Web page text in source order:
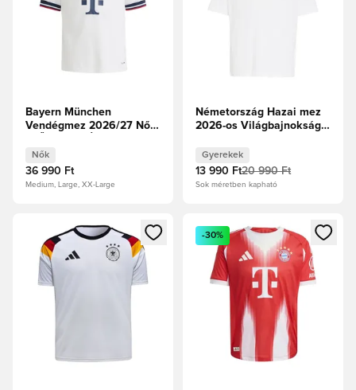
Bayern München
Vendégmez 2026/27 Női
Nők
36 990 Ft
Medium, Large, XX-Large
Németország Hazai mez
2026-os Világbajnokság
Gyerekek
13 990 Ft20 990 Ft
Sok méretben kapható
Megnyit egy modált a bejelentkezéshez vagy a tagként
Megnyit egy modált a
-30%